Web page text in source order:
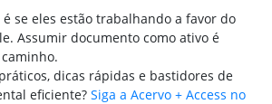
se eles estão trabalhando a favor do
Assumir documento como ativo é
dicas rápidas e bastidores de
eficiente? Siga a Acervo + Access no